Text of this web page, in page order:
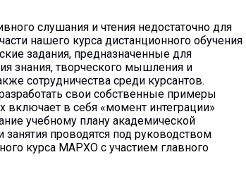
слушания и чтения недостаточно для
нашего курса дистанционного обучения
задания, предназначенные для
знания, творческого мышления и
сотрудничества среди курсантов.
свои собственные примеры
в себя «момент интеграции»
учебному плану академической
проводятся под руководством
курса МАРХО с участием главного